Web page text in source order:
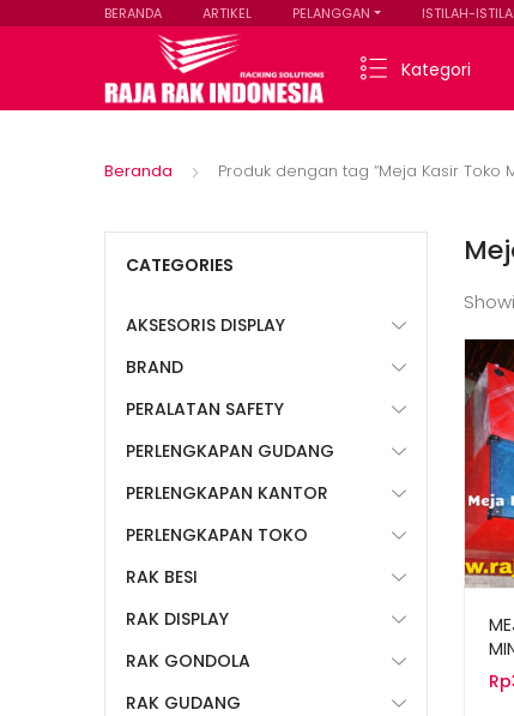
BERANDA ARTIKEL PELANGGAN ISTILAH-
Kategori
Beranda Produk dengan tag “Meja Kasir Toko
Rp
CATEGORIES
AKSESORIS DISPLAY
BRAND
PERALATAN SAFETY
PERLENGKAPAN GUDANG
PERLENGKAPAN KANTOR
PERLENGKAPAN TOKO
RAK BESI
RAK DISPLAY
RAK GONDOLA
RAK GUDANG